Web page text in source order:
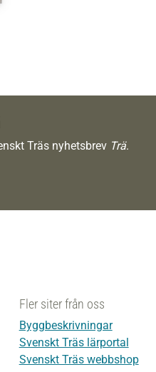
Träs nyhetsbrev Trä.
Fler siter från oss
Byggbeskrivningar
Svenskt Träs lärportal
Svenskt Träs webbshop